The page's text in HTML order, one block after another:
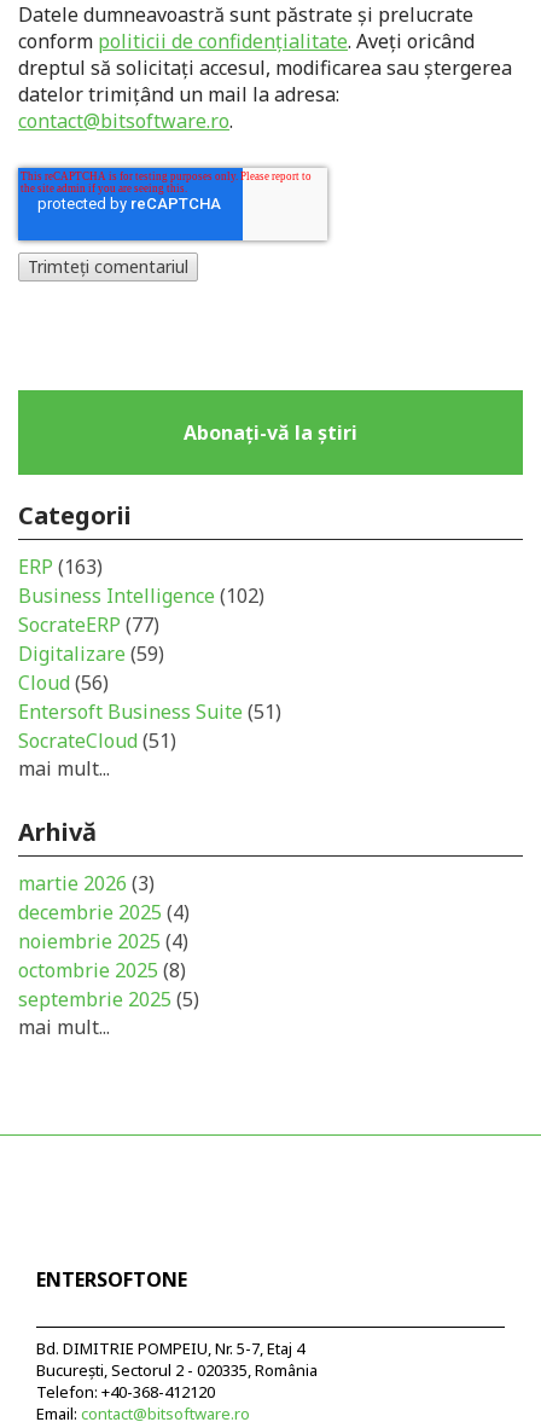
Datele dumneavoastră sunt păstrate și prelucrate
conform politicii de confidențialitate. Aveți oricând
dreptul să solicitați accesul, modificarea sau ștergerea
datelor trimițând un mail la adresa:
contact@bitsoftware.ro.
Abonați-vă la știri
Categorii
ERP (163)
Business Intelligence (102)
SocrateERP (77)
Digitalizare (59)
Cloud (56)
Entersoft Business Suite (51)
SocrateCloud (51)
mai mult...
Arhivă
martie 2026 (3)
decembrie 2025 (4)
noiembrie 2025 (4)
octombrie 2025 (8)
septembrie 2025 (5)
mai mult...
ENTERSOFTONE
Bd. DIMITRIE POMPEIU, Nr. 5-7, Etaj 4
București, Sectorul 2 - 020335, România
Telefon: +40-368-412120
Email: contact@bitsoftware.ro